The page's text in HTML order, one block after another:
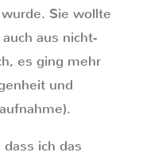
Sie wollte
aus nicht-
es ging mehr
und
ich das